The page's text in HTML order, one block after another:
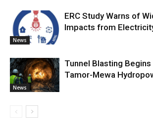
News
ERC Study Warns of
Impacts from
News
Tunnel Blasting
Tamor-Mewa